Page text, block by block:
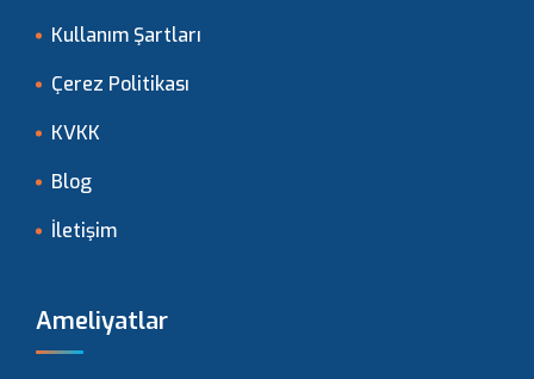
Kullanım Şartları
Çerez Politikası
KVKK
Blog
İletişim
Ameliyatlar